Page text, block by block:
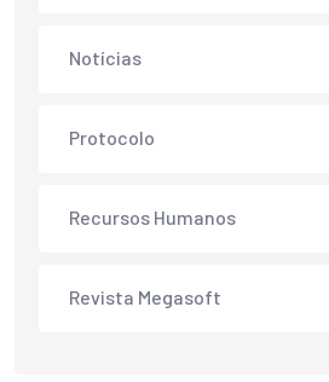
Notícias
Protocolo
Recursos Humanos
Revista Megasoft